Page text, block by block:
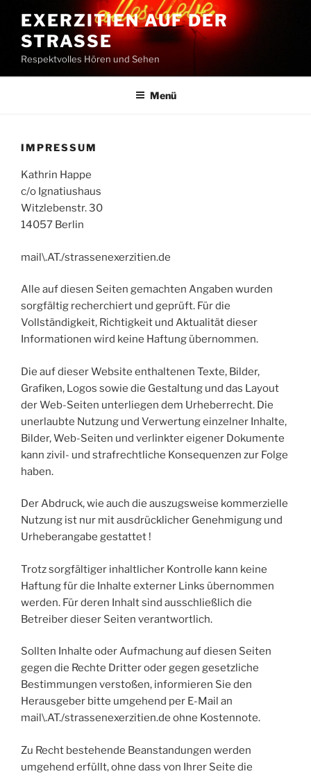
Inhalt
springen
EXERZITIEN AUF DER
STRASSE
Respektvolles Hören und Sehen
Menü
IMPRESSUM
Kathrin Happe
c/o Ignatiushaus
Witzlebenstr. 30
14057 Berlin
mail\.AT./strassenexerzitien.de
Alle auf diesen Seiten gemachten Angaben wurden
sorgfältig recherchiert und geprüft. Für die
Vollständigkeit, Richtigkeit und Aktualität dieser
Informationen wird keine Haftung übernommen.
Die auf dieser Website enthaltenen Texte, Bilder,
Grafiken, Logos sowie die Gestaltung und das Layout
der Web-Seiten unterliegen dem Urheberrecht. Die
unerlaubte Nutzung und Verwertung einzelner Inhalte,
Bilder, Web-Seiten und verlinkter eigener Dokumente
kann zivil- und strafrechtliche Konsequenzen zur Folge
haben.
Der Abdruck, wie auch die auszugsweise kommerzielle
Nutzung ist nur mit ausdrücklicher Genehmigung und
Urheberangabe gestattet !
Trotz sorgfältiger inhaltlicher Kontrolle kann keine
Haftung für die Inhalte externer Links übernommen
werden. Für deren Inhalt sind ausschließlich die
Betreiber dieser Seiten verantwortlich.
Sollten Inhalte oder Aufmachung auf diesen Seiten
gegen die Rechte Dritter oder gegen gesetzliche
Bestimmungen verstoßen, informieren Sie den
Herausgeber bitte umgehend per E-Mail an
mail\.AT./strassenexerzitien.de ohne Kostennote.
Zu Recht bestehende Beanstandungen werden
umgehend erfüllt, ohne dass von Ihrer Seite die